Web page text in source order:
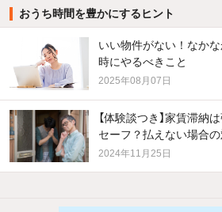
おうち時間を豊かにするヒント
いい物件がない！なか
時にやるべきこと
2025年08月07日
【体験談つき】家賃滞納
セーフ？払えない場合
2024年11月25日
他の人はこんな条件で絞り込んでいます